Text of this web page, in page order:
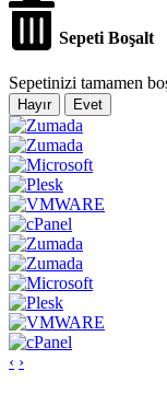
Sepeti Boşalt
Sepetinizi tamamen
Hayır Evet
‹ ›